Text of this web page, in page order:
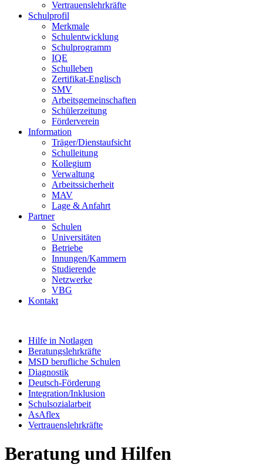
Vertrauenslehrkräfte
Schulprofil
Merkmale
Schulentwicklung
Schulprogramm
IQE
Schulleben
Zertifikat-Englisch
SMV
Arbeitsgemeinschaften
Schülerzeitung
Förderverein
Information
Träger/Dienstaufsicht
Schulleitung
Kollegium
Verwaltung
Arbeitssicherheit
MAV
Lage & Anfahrt
Partner
Schulen
Universitäten
Betriebe
Innungen/Kammern
Studierende
Netzwerke
VBG
Kontakt
Hilfe in Notlagen
Beratungslehrkräfte
MSD berufliche Schulen
Diagnostik
Deutsch-Förderung
Integration/Inklusion
Schulsozialarbeit
AsAflex
Vertrauenslehrkräfte
Beratung und Hilfen